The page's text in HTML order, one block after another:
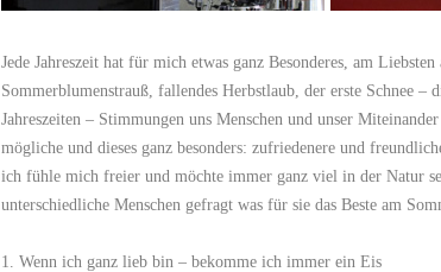
Jede Jahreszeit hat für mich etwas ganz Besonderes, am
Sommerblumenstrauß, fallendes Herbstlaub, der erste Schnee
Jahreszeiten – Stimmungen uns Menschen und unser
mögliche und dieses ganz besonders: zufriedenere und
ich fühle mich freier und möchte immer ganz viel in der Natur
unterschiedliche Menschen gefragt was für sie das Beste am
1. Wenn ich ganz lieb bin – bekomme ich immer ein Eis